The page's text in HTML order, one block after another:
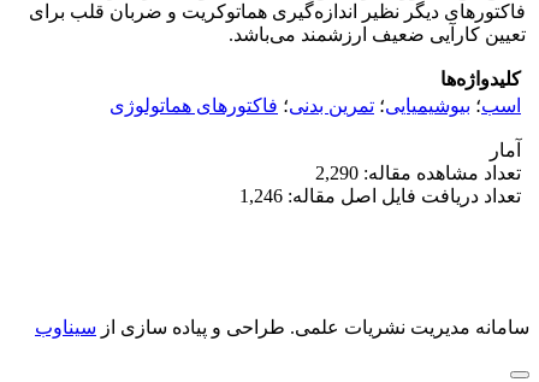
فاکتورهای دیگر نظیر اندازه‌گیری هماتوکریت و ضربان قلب برای
تعیین کارآیی ضعیف ارزشمند می‌باشد.
کلیدواژه‌ها
اسب؛ بیوشیمیایی؛ تمرین بدنی؛ فاکتورهای هماتولوژی
آمار
تعداد مشاهده مقاله: 2,290
تعداد دریافت فایل اصل مقاله: 1,246
سامانه مدیریت نشریات علمی. طراحی و پیاده سازی از سیناوب